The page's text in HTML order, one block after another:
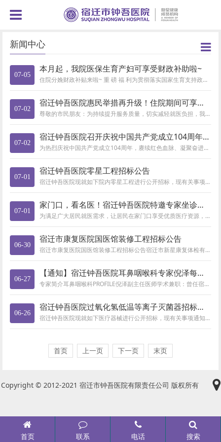
新闻中心
07-05
本月起，我院医保生育产妇可享受财政补助啦~
住院分娩财政补贴来啦~ 重 磅 福 利为贯彻落实国家生育支持政策，切实降低人民群众生育成本，根据江苏省医疗保障局...
07-02
宿迁钟吾医院惠民举措再升级！住院期间可享一次免费停车服务！
尊敬的市民朋友：为持续提升服务质量，切实减轻就医负担，我院自2025年7月1日起，在实行日间免费停车（6:00-18:0...
07-02
宿迁钟吾医院召开庆祝中国共产党成立104周年党员大会
为热烈庆祝中国共产党成立104周年，赓续红色血脉、凝聚奋进力量，7月1日下午，宿迁钟吾医院隆重召开庆祝中国共产党成立10...
07-01
宿迁钟吾医院零星工程招标公告
宿迁钟吾医院现就如下院内零星工程进行公开招标，现有关事项通知如下：一、招标项目名称及类别： 1、项目名称: 卫生间改造、...
07-01
家门口，看名医！宿迁钟吾医院特邀专家坐诊时间表（7月7日-7月13日）
为满足广大居民就医需求，让居民在家门口享受优质医疗资源，市钟吾医院定期邀请省内外知名专家来院坐诊，有需要的市民朋友可通过...
06-30
宿迁市康复医院国医馆装修工程招标公告
宿迁市康复医院国医馆装修工程招标公告宿迁市新星康复体检有限公司的宿迁市康复医院国医馆装修工程已批准建设，建设资金来源为自...
06-27
【通知】宿迁钟吾医院耳鼻咽喉科专家倪泽每周三、周六全天坐诊
专家简介耳鼻咽喉科PROFILE倪泽副主任医师学术兼职：曾任宿迁市医学会耳鼻咽喉科分会第一至第五届主任委员，现任名誉主任...
06-26
宿迁钟吾医院过氧化氢低温等离子灭菌器招标公告
宿迁钟吾医院现就如下医疗器械进行公开招标，现有关事项通知如下：一、招标项目名称及类别： 1、项目名称: 过氧化氢低温等离...
首页 上一页 下一页 末页
Copyright © 2012-2021 宿迁市钟吾医院有限责任公司 版权所有
首页 联系 电话 搜索